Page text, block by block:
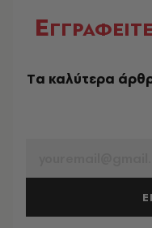
Ε
Tα καλύτερα